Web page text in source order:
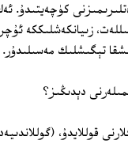
زىيانكەشلىككە
تېگىشلىك مەسىلىدۇر.
دېدىڭىز؟
قوللايدۇ،